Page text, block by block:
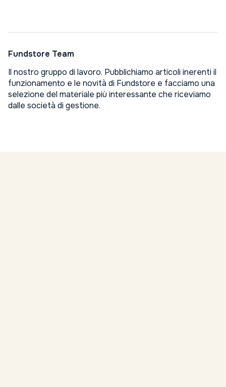
Fundstore Team
Il nostro gruppo di lavoro. Pubblichiamo articoli inerenti il
funzionamento e le novità di Fundstore e facciamo una
selezione del materiale più interessante che riceviamo
dalle società di gestione.